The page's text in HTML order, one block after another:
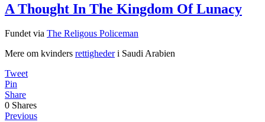
A Thought In The Kingdom Of Lunacy
Fundet via The Religous Policeman
Mere om kvinders rettighederi Saudi Arabien
Tweet
Pin
Share
0 Shares
Previous